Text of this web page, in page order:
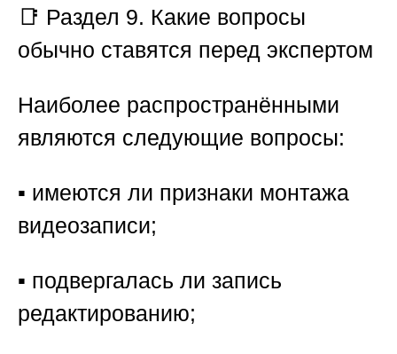
📑 Раздел 9. Какие вопросы
обычно ставятся перед экспертом
Наиболее распространёнными
являются следующие вопросы:
▪️ имеются ли признаки монтажа
видеозаписи;
▪️ подвергалась ли запись
редактированию;